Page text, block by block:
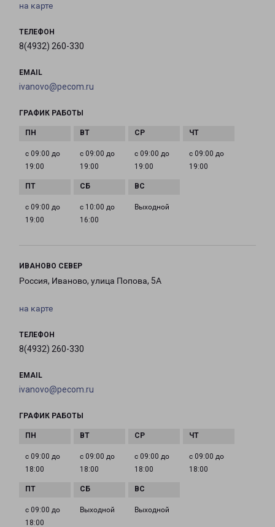
на карте
ТЕЛЕФОН
8(4932) 260-330
EMAIL
ivanovo@pecom.ru
ГРАФИК РАБОТЫ
с 09:00 до
19:00
с 09:00 до
19:00
с 09:00 до
19:00
с 09:00 до
19:00
с 09:00 до
19:00
с 10:00 до
16:00
Выходной
ИВАНОВО СЕВЕР
Россия, Иваново, улица Попова, 5А
на карте
ТЕЛЕФОН
8(4932) 260-330
EMAIL
ivanovo@pecom.ru
ГРАФИК РАБОТЫ
с 09:00 до
18:00
с 09:00 до
18:00
с 09:00 до
18:00
с 09:00 до
18:00
с 09:00 до
18:00
Выходной Выходной